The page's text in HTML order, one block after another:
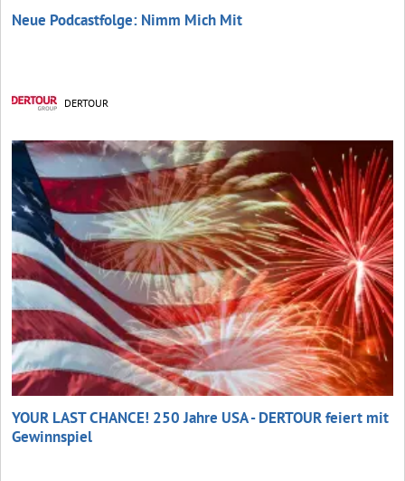
Neue Podcastfolge: Nimm Mich Mit
DERTOUR
YOUR LAST CHANCE! 250 Jahre USA - DERTOUR feiert mit
Gewinnspiel